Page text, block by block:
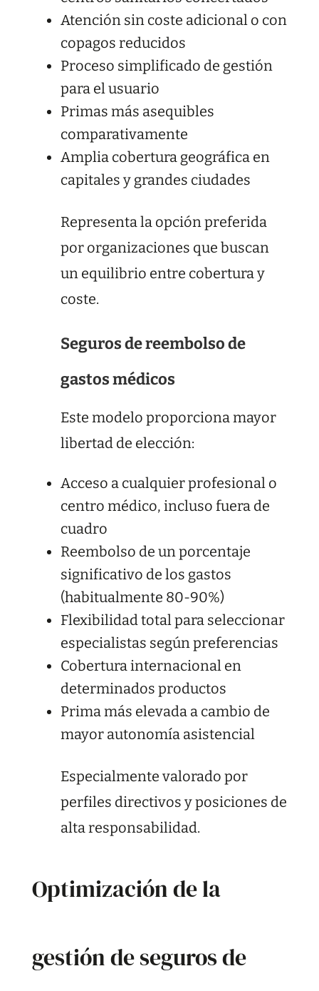
Atención sin coste adicional o con
copagos reducidos
Proceso simplificado de gestión
para el usuario
Primas más asequibles
comparativamente
Amplia cobertura geográfica en
capitales y grandes ciudades
Representa la opción preferida
por organizaciones que buscan
un equilibrio entre cobertura y
coste.
Seguros de reembolso de
gastos médicos
Este modelo proporciona mayor
libertad de elección:
Acceso a cualquier profesional o
centro médico, incluso fuera de
cuadro
Reembolso de un porcentaje
significativo de los gastos
(habitualmente 80-90%)
Flexibilidad total para seleccionar
especialistas según preferencias
Cobertura internacional en
determinados productos
Prima más elevada a cambio de
mayor autonomía asistencial
Especialmente valorado por
perfiles directivos y posiciones de
alta responsabilidad.
Optimización de la
gestión de seguros de